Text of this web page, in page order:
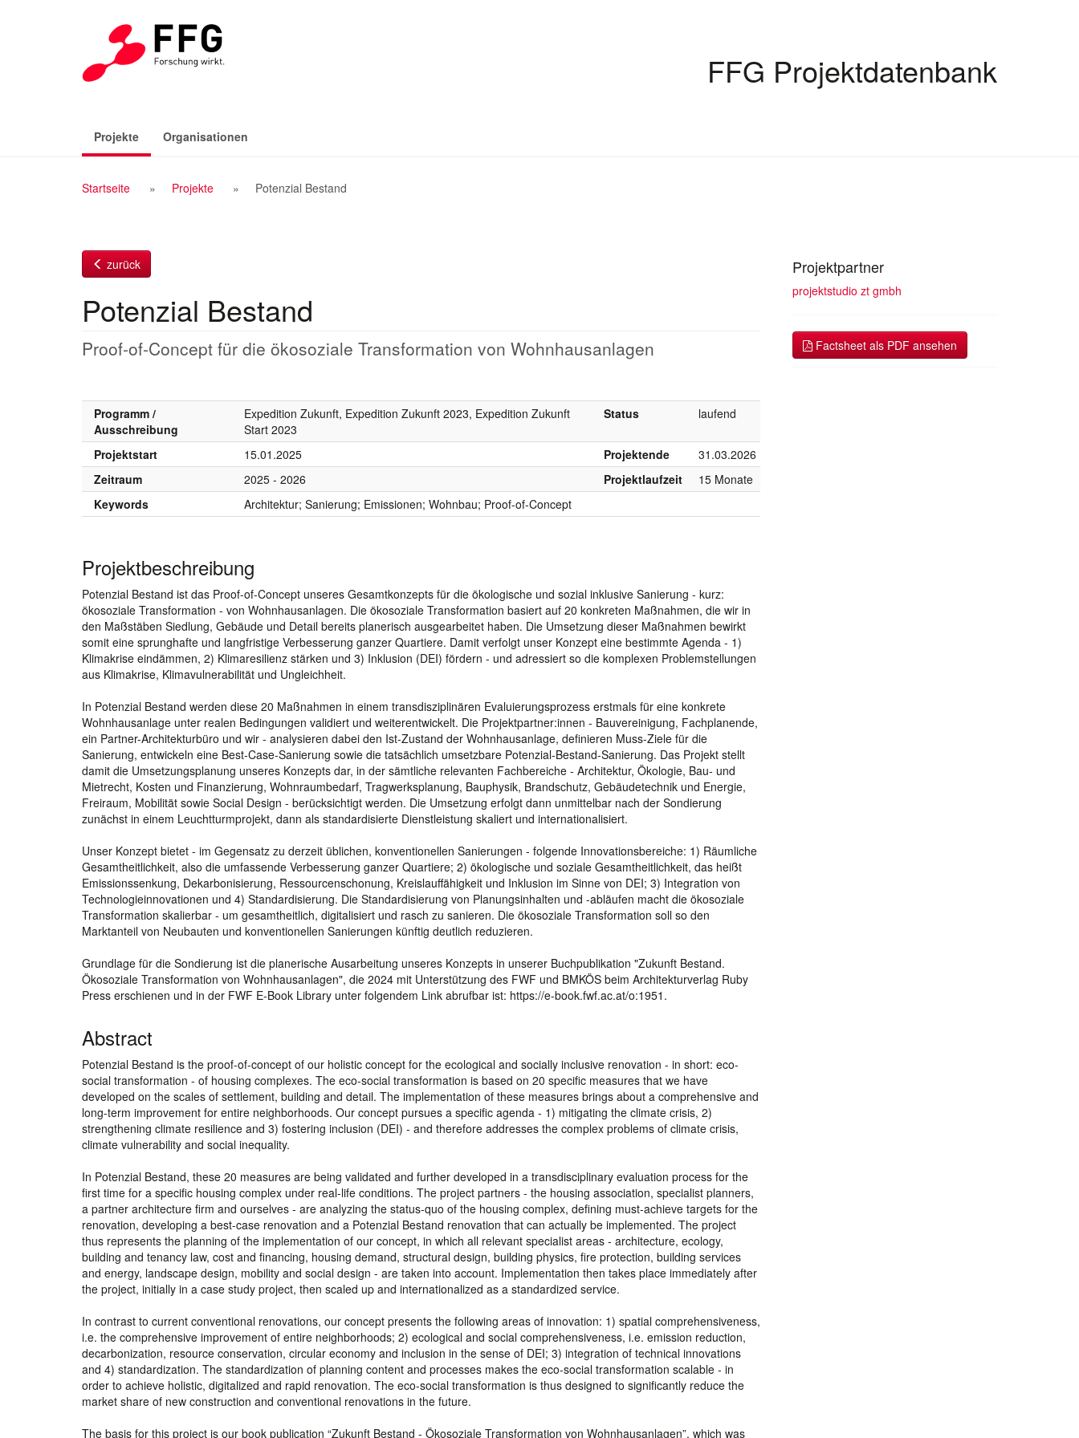
FFG Projektdatenbank
Projekte(aktiv)Organisationen
Breadcrumb
Startseite Projekte Potenzial Bestand
zurück
Potenzial Bestand
Proof-of-Concept für die ökosoziale Transformation von Wohnhausanlagen
Programm /
Ausschreibung
Expedition Zukunft, Expedition Zukunft 2023, Expedition Zukunft
Start 2023
Status laufend
Projektstart 15.01.2025 Projektende
31.03.2026
Zeitraum
2025 - 2026 Projektlaufzeit
15 Monate
Keywords
Architektur; Sanierung; Emissionen; Wohnbau; Proof-of-Concept
Projektbeschreibung
Potenzial Bestand ist das Proof-of-Concept unseres Gesamtkonzepts für die ökologische und sozial inklusive Sanierung - kurz:
ökosoziale Transformation - von Wohnhausanlagen. Die ökosoziale Transformation basiert auf 20 konkreten Maßnahmen, die wir in
den Maßstäben Siedlung, Gebäude und Detail bereits planerisch ausgearbeitet haben. Die Umsetzung dieser Maßnahmen bewirkt
somit eine sprunghafte und langfristige Verbesserung ganzer Quartiere. Damit verfolgt unser Konzept eine bestimmte Agenda - 1)
Klimakrise eindämmen, 2) Klimaresilienz stärken und 3) Inklusion (DEI) fördern - und adressiert so die komplexen Problemstellungen
aus Klimakrise, Klimavulnerabilität und Ungleichheit.
In Potenzial Bestand werden diese 20 Maßnahmen in einem transdisziplinären Evaluierungsprozess erstmals für eine konkrete
Wohnhausanlage unter realen Bedingungen validiert und weiterentwickelt. Die Projektpartner:innen - Bauvereinigung, Fachplanende,
ein Partner-Architekturbüro und wir - analysieren dabei den Ist-Zustand der Wohnhausanlage, definieren Muss-Ziele für die
Sanierung, entwickeln eine Best-Case-Sanierung sowie die tatsächlich umsetzbare Potenzial-Bestand-Sanierung. Das Projekt stellt
damit die Umsetzungsplanung unseres Konzepts dar, in der sämtliche relevanten Fachbereiche - Architektur, Ökologie, Bau- und
Mietrecht, Kosten und Finanzierung, Wohnraumbedarf, Tragwerksplanung, Bauphysik, Brandschutz, Gebäudetechnik und Energie,
Freiraum, Mobilität sowie Social Design - berücksichtigt werden. Die Umsetzung erfolgt dann unmittelbar nach der Sondierung
zunächst in einem Leuchtturmprojekt, dann als standardisierte Dienstleistung skaliert und internationalisiert.
Unser Konzept bietet - im Gegensatz zu derzeit üblichen, konventionellen Sanierungen - folgende Innovationsbereiche: 1) Räumliche
Gesamtheitlichkeit, also die umfassende Verbesserung ganzer Quartiere; 2) ökologische und soziale Gesamtheitlichkeit, das heißt
Emissionssenkung, Dekarbonisierung, Ressourcenschonung, Kreislauffähigkeit und Inklusion im Sinne von DEI; 3) Integration von
Technologieinnovationen und 4) Standardisierung. Die Standardisierung von Planungsinhalten und -abläufen macht die ökosoziale
Transformation skalierbar - um gesamtheitlich, digitalisiert und rasch zu sanieren. Die ökosoziale Transformation soll so den
Marktanteil von Neubauten und konventionellen Sanierungen künftig deutlich reduzieren.
Grundlage für die Sondierung ist die planerische Ausarbeitung unseres Konzepts in unserer Buchpublikation "Zukunft Bestand.
Ökosoziale Transformation von Wohnhausanlagen", die 2024 mit Unterstützung des FWF und BMKÖS beim Architekturverlag Ruby
Press erschienen und in der FWF E-Book Library unter folgendem Link abrufbar ist: https://e-book.fwf.ac.at/o:1951.
Abstract
Potenzial Bestand is the proof-of-concept of our holistic concept for the ecological and socially inclusive renovation - in short: eco-
social transformation - of housing complexes. The eco-social transformation is based on 20 specific measures that we have
developed on the scales of settlement, building and detail. The implementation of these measures brings about a comprehensive and
long-term improvement for entire neighborhoods. Our concept pursues a specific agenda - 1) mitigating the climate crisis, 2)
strengthening climate resilience and 3) fostering inclusion (DEI) - and therefore addresses the complex problems of climate crisis,
climate vulnerability and social inequality.
In Potenzial Bestand, these 20 measures are being validated and further developed in a transdisciplinary evaluation process for the
first time for a specific housing complex under real-life conditions. The project partners - the housing association, specialist planners,
a partner architecture firm and ourselves - are analyzing the status-quo of the housing complex, defining must-achieve targets for the
renovation, developing a best-case renovation and a Potenzial Bestand renovation that can actually be implemented. The project
thus represents the planning of the implementation of our concept, in which all relevant specialist areas - architecture, ecology,
building and tenancy law, cost and financing, housing demand, structural design, building physics, fire protection, building services
and energy, landscape design, mobility and social design - are taken into account. Implementation then takes place immediately after
the project, initially in a case study project, then scaled up and internationalized as a standardized service.
In contrast to current conventional renovations, our concept presents the following areas of innovation: 1) spatial comprehensiveness,
i.e. the comprehensive improvement of entire neighborhoods; 2) ecological and social comprehensiveness, i.e. emission reduction,
decarbonization, resource conservation, circular economy and inclusion in the sense of DEI; 3) integration of technical innovations
and 4) standardization. The standardization of planning content and processes makes the eco-social transformation scalable - in
order to achieve holistic, digitalized and rapid renovation. The eco-social transformation is thus designed to significantly reduce the
market share of new construction and conventional renovations in the future.
The basis for this project is our book publication “Zukunft Bestand - Ökosoziale Transformation von Wohnhausanlagen”, which was
Projektpartner
projektstudio zt gmbh
Factsheet als PDF ansehen